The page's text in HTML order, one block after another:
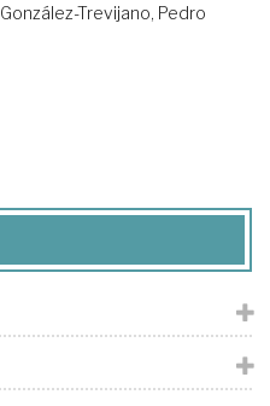
González-Trevijano, Pedro